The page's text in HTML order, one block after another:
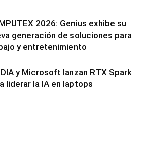
2026: Genius exhibe su
generación de soluciones para
y entretenimiento
y Microsoft lanzan RTX Spark
liderar la IA en laptops